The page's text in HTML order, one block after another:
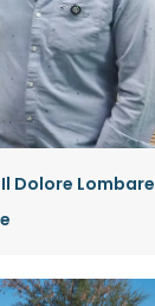
Dolore Lombare